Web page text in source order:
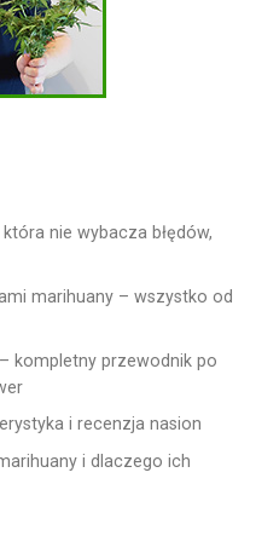
nie wybacza błędów,
marihuany – wszystko od
kompletny przewodnik po
i recenzja nasion
i dlaczego ich